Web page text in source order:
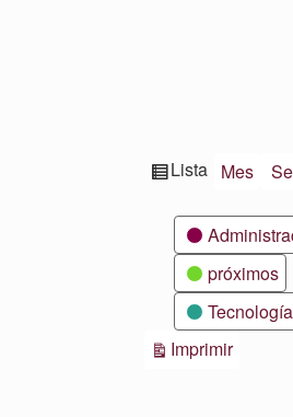
Ver
Lista Mes
Categorías
próximos
ImprimirVistas